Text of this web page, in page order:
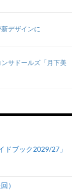
デザインに
サドールズ「月下美
ドブック2029/27」
）